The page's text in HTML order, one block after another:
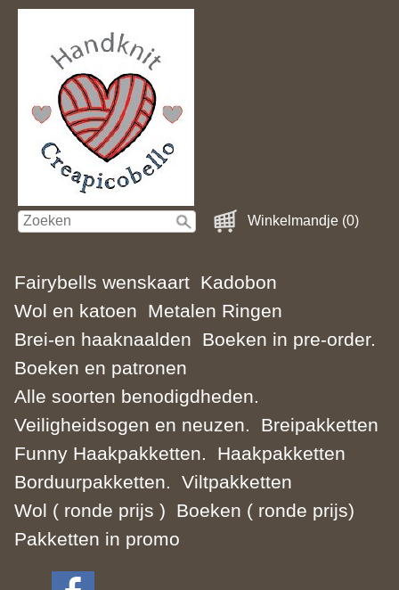
Winkelmandje (0)
Fairybells wenskaart Kadobon
Wol en katoen
Metalen Ringen
Brei-en haaknaalden
Boeken in pre-order.
Boeken en patronen
Alle soorten benodigdheden.
Veiligheidsogen en neuzen.
Breipakketten
Funny Haakpakketten.
Haakpakketten
Borduurpakketten.
Viltpakketten
Wol ( ronde prijs )
Boeken ( ronde prijs)
Pakketten in promo